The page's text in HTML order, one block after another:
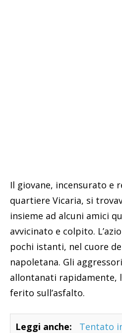
Il giovane, incensurato e
quartiere Vicaria, si
insieme ad alcuni amici
avvicinato e colpito.
pochi istanti, nel cuore
napoletana. Gli
allontanati rapidamente,
ferito sull’asfalto.
Leggi anche:
Tentato